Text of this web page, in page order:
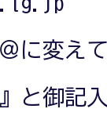
に変え
と御記